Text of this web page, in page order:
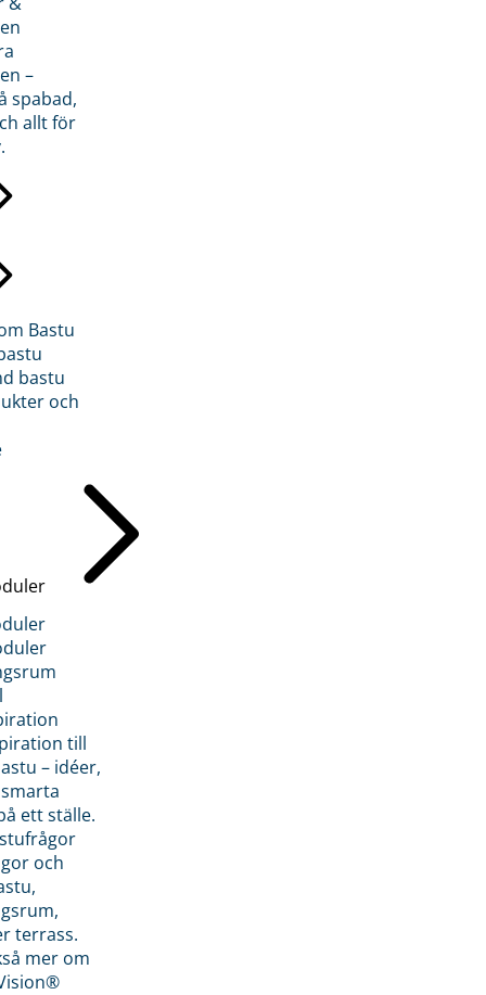
–
spabad,
allt för
Bastu
bastu
och
till
– idéer,
ett ställe.
och
terrass.
mer om